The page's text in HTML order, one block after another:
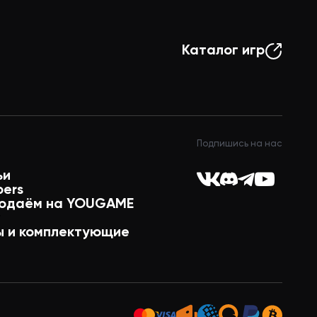
Каталог игр
на YOUGAME
и комплектующие
Подпишись на нас